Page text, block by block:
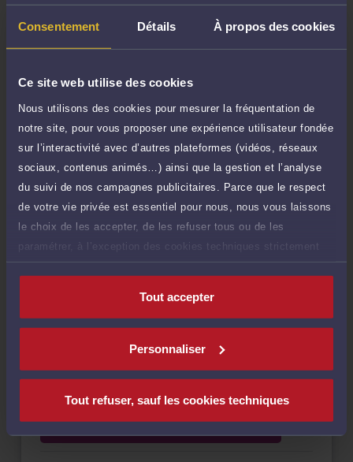
Consentement Détails À propos des cookies
Ce site web utilise des cookies
Nous utilisons des cookies pour mesurer la fréquentation de
notre site, pour vous proposer une expérience utilisateur fondée
sur l’interactivité avec d’autres plateformes (vidéos, réseaux
sociaux, contenus animés…) ainsi que la gestion et l’analyse
du suivi de nos campagnes publicitaires. Parce que le respect
de votre vie privée est essentiel pour nous, nous vous laissons
le choix de les accepter, de les refuser tous ou de les
paramétrer, à l’exception des cookies techniques strictement
nécessaires au fonctionnement du site.
Tout accepter
Personnaliser
Tout refuser, sauf les cookies techniques
de 1.000 caractères)
Consultation écrite
Etude de votre dossier + possibilité
d'ajout d'une pièce jointe
240 €
TTC
Consulter par écrit
Voir sa Grille indicative des Honoraires
Compétences
Droit du crédit et de la consommation
Droit des garanties, des sûretés et des mesures
d'exécution